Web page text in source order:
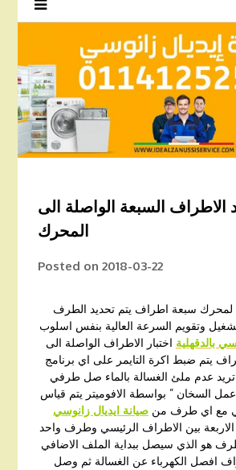
الاطراف السبعة الواصلة الى
المحرك
Posted on2018-03-22
لمحرك سبعة اطراف يتم تحديد الطرف
وتقويم السرعة العالية بنفس اسلوب
بالدقهلية اختبار الاطراف الواصلة الى
يتم ضبط اكرة التايمر على اي برنامج
عدم ملئ الغسالة بالماء صل طرفي
السخان ” بواسطة الافوميتر يتم قياس
مع اي طرف من صيانة ايديال زانوسي
بين الاطراف الرئيسي وطرف واحد
هو الذي سيصل ببداية الملف الاضافي
افصل الكهرباء عن الغسالة ثم وصل